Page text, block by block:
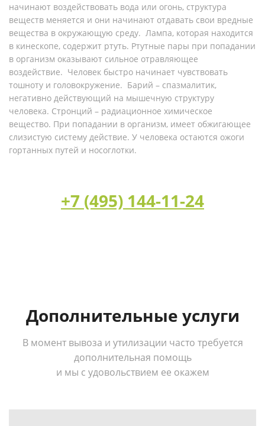
начинают воздействовать вода или огонь, структура
веществ меняется и они начинают отдавать свои вредные
вещества в окружающую среду. Лампа, которая находится
в кинескопе, содержит ртуть. Ртутные пары при попадании
в организм оказывают сильное отравляющее
воздействие. Человек быстро начинает чувствовать
тошноту и головокружение. Барий – спазмалитик,
негативно действующий на мышечную структуру
человека. Стронций – радиационное химическое
вещество. При попадании в организм, имеет обжигающее
слизистую систему действие. У человека остаются ожоги
гортанных путей и носоглотки.
+7 (495) 144-11-24
Дополнительные услуги
В момент вывоза и утилизации часто требуется
дополнительная помощь
и мы с удовольствием ее окажем